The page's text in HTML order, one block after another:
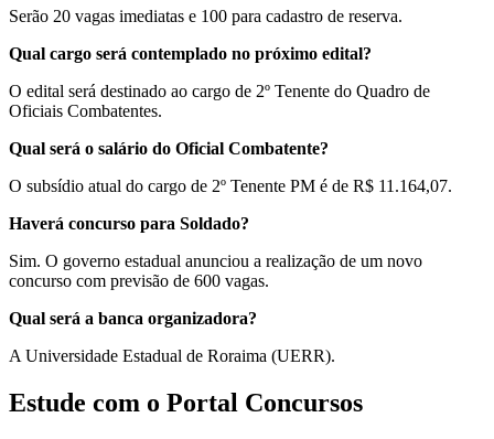
Serão 20 vagas imediatas e 100 para cadastro de reserva.
Qual cargo será contemplado no próximo edital?
O edital será destinado ao cargo de 2º Tenente do Quadro de
Oficiais Combatentes.
Qual será o salário do Oficial Combatente?
O subsídio atual do cargo de 2º Tenente PM é de R$ 11.164,07.
Haverá concurso para Soldado?
Sim. O governo estadual anunciou a realização de um novo
concurso com previsão de 600 vagas.
Qual será a banca organizadora?
A Universidade Estadual de Roraima (UERR).
Estude com o Portal Concursos